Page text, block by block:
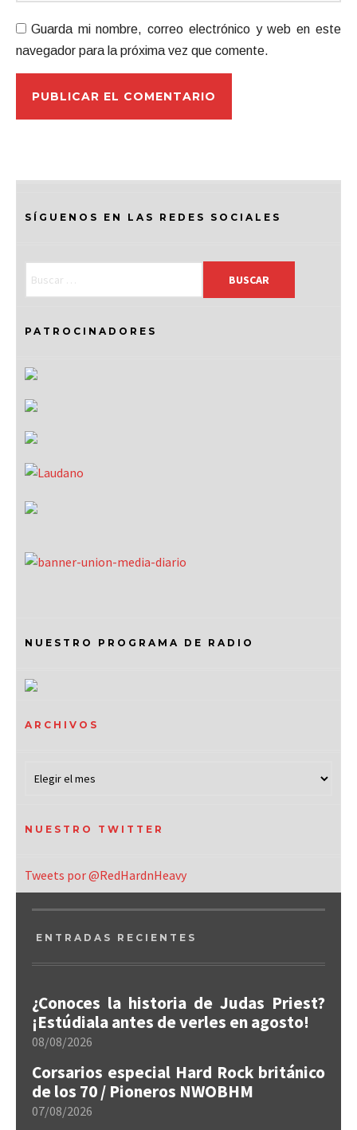
Guarda mi nombre, correo electrónico y web en este
navegador para la próxima vez que comente.
SÍGUENOS EN LAS REDES SOCIALES
PATROCINADORES
NUESTRO PROGRAMA DE RADIO
ARCHIVOS
NUESTRO TWITTER
Tweets por @RedHardnHeavy
ENTRADAS RECIENTES
¿Conoces la historia de Judas Priest?
¡Estúdiala antes de verles en agosto!
08/08/2026
Corsarios especial Hard Rock británico
de los 70 / Pioneros NWOBHM
07/08/2026